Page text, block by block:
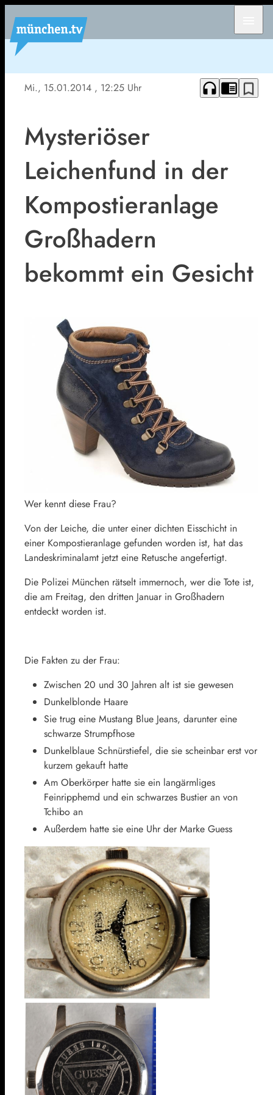
Mi., 15.01.2014 , 12:25 Uhr headphones chrome_reader_mode bookmark_border
Mysteriöser
Leichenfund in der
Kompostieranlage
Großhadern
bekommt ein Gesicht
Wer kennt diese Frau?
Von der Leiche, die unter einer dichten Eisschicht in
einer Kompostieranlage gefunden worden ist, hat das
Landeskriminalamt jetzt eine Retusche angefertigt.
Die Polizei München rätselt immernoch, wer die Tote ist,
die am Freitag, den dritten Januar in Großhadern
entdeckt worden ist.
Die Fakten zu der Frau:
Zwischen 20 und 30 Jahren alt ist sie gewesen
Dunkelblonde Haare
Sie trug eine Mustang Blue Jeans, darunter eine
schwarze Strumpfhose
Dunkelblaue Schnürstiefel, die sie scheinbar erst vor
kurzem gekauft hatte
Am Oberkörper hatte sie ein langärmliges
Feinripphemd und ein schwarzes Bustier an von
Tchibo an
Außerdem hatte sie eine Uhr der Marke Guess